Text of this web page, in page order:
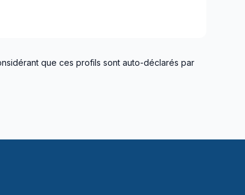
que ces profils sont auto-déclarés par